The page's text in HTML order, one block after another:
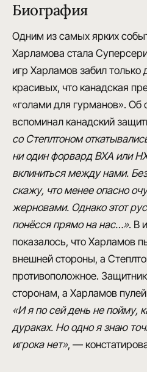
Биография
Одним из самых ярких
Харламова стала
игр Харламов забил только
красивых, что канадская
«голами для гурманов». Об
вспоминал канадский
со Степлтоном
ни один форвард ВХА или
вклиниться между нами.
скажу, что менее опасно
жерновами. Однако этот
понёсся прямо на нас…». В
показалось, что Харламов
внешней стороны, а
противоположное.
сторонам, а Харламов
«И я по сей день не пойму,
дураках. Но одно я знаю
игрока нет», —